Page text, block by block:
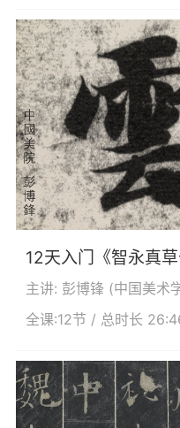
12天入门《智永真
主讲: 彭博锋 (中国美术
全课:12节 / 总时长